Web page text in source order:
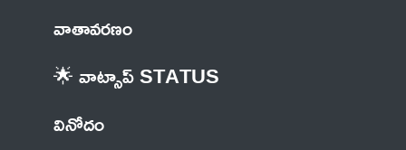
వాతావరణం
🌟 వాట్సాప్ STATUS
వినోదం